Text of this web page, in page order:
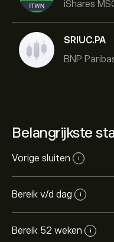
SRIUC.PA
Belangrijkste
Vorige sluiten i
Bereik v/d dag i
Bereik 52 weken i